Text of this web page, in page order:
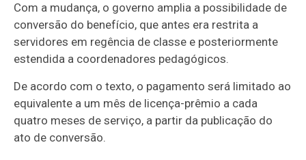
Com a mudança, o governo amplia a possibilidade de
conversão do benefício, que antes era restrita a
servidores em regência de classe e posteriormente
estendida a coordenadores pedagógicos.
De acordo com o texto, o pagamento será limitado ao
equivalente a um mês de licença-prêmio a cada
quatro meses de serviço, a partir da publicação do
ato de conversão.